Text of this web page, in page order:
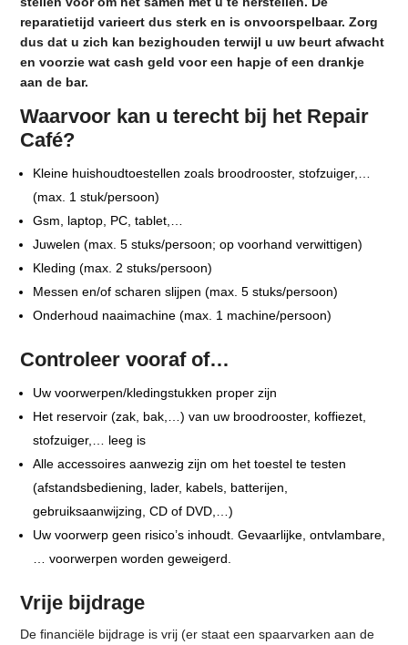
reparatietijd varieert dus sterk en is onvoorspelbaar. Zorg
dus dat u zich kan bezighouden terwijl u uw beurt afwacht
en voorzie wat cash geld voor een hapje of een drankje
aan de bar.
Waarvoor kan u terecht bij het Repair
Café?
Kleine huishoudtoestellen zoals broodrooster, stofzuiger,…
(max. 1 stuk/persoon)
Gsm, laptop, PC, tablet,…
Juwelen (max. 5 stuks/persoon; op voorhand verwittigen)
Kleding (max. 2 stuks/persoon)
Messen en/of scharen slijpen (max. 5 stuks/persoon)
Onderhoud naaimachine (max. 1 machine/persoon)
Controleer vooraf of…
Uw voorwerpen/kledingstukken proper zijn
Het reservoir (zak, bak,…) van uw broodrooster, koffiezet,
stofzuiger,… leeg is
Alle accessoires aanwezig zijn om het toestel te testen
(afstandsbediening, lader, kabels, batterijen,
gebruiksaanwijzing, CD of DVD,…)
Uw voorwerp geen risico’s inhoudt. Gevaarlijke, ontvlambare,
… voorwerpen worden geweigerd.
Vrije bijdrage
De financiële bijdrage is vrij (er staat een spaarvarken aan de